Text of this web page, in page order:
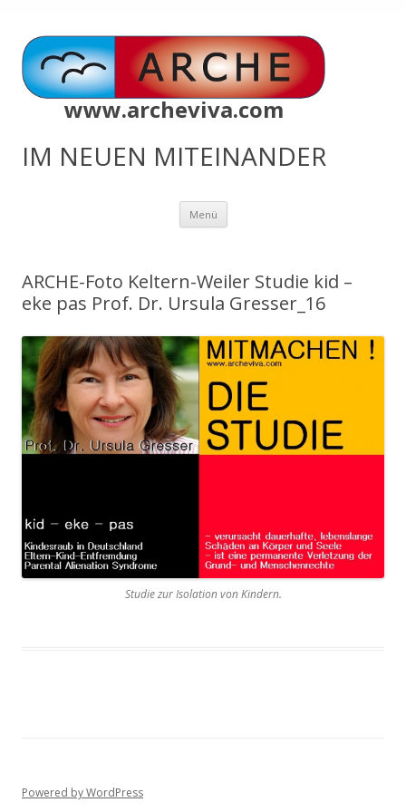
www.archeviva.com
IM NEUEN MITEINANDER
Menü Zum
springen
ARCHE-Foto Keltern-Weiler Studie kid –
eke pas Prof. Dr. Ursula Gresser_16
Studie zur Isolation von Kindern.
Powered by WordPress